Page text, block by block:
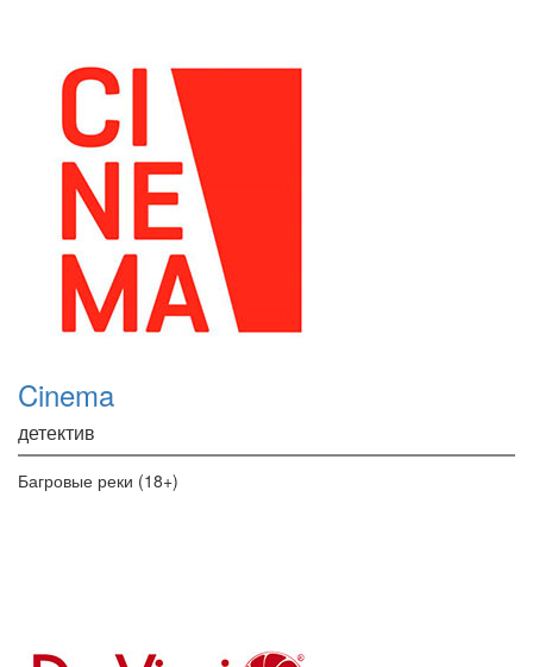
Cinema
детектив
Багровые реки (18+)